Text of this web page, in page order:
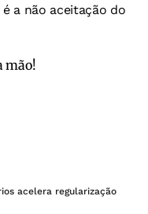
a não aceitação do
mão!
acelera regularização